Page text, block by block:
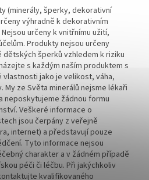
(minerály, šperky, dekorativní
výhradně k dekorativním
určeny k vnitřnímu užití,
Produkty nejsou určeny
šperků vzhledem k riziku
s každým naším produktem s
jako je velikost, váha,
ze Světa minerálů nejsme lékaři
neposkytujeme žádnou formu
Veškeré informace o
jsou čerpány z veřejně
internet) a představují pouze
Tyto informace nejsou
charakter a v žádném případě
péči či léčbu. Při jakýchkoliv
kvalifikovaného